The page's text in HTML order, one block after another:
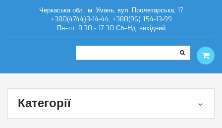
Черкаська обл., м. Умань, вул. Пролетарська, 17
+380(4744)3-14-44; +380(96) 154-13-99
Пн–пт: 8:30 - 17:30 Сб–Нд: вихідний
Категорії